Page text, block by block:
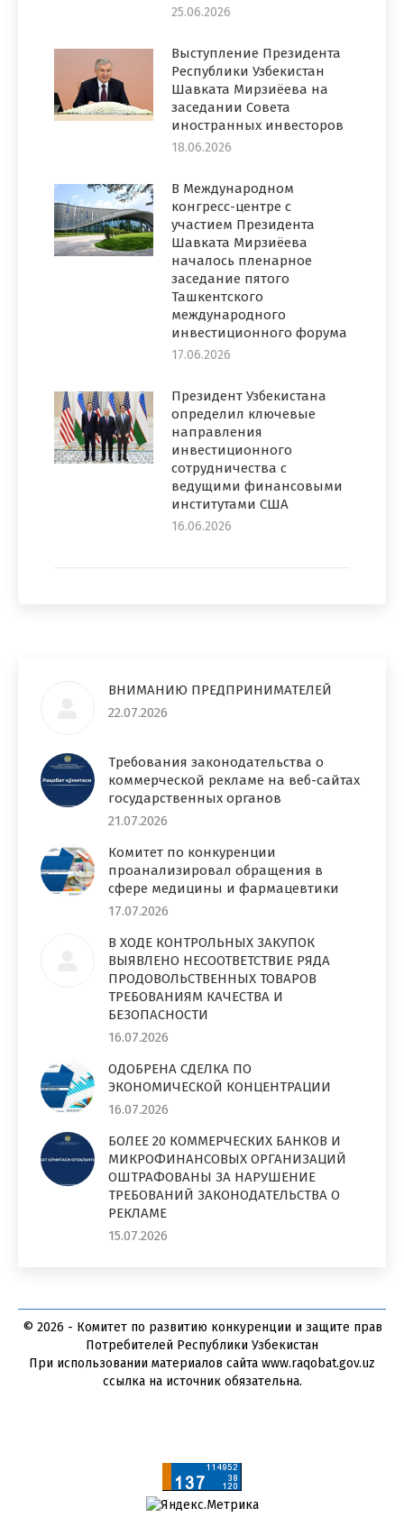
25.06.2026
Выступление Президента
Республики Узбекистан
Шавката Мирзиёева на
заседании Совета
иностранных инвесторов
18.06.2026
В Международном
конгресс-центре с
участием Президента
Шавката Мирзиёева
началось пленарное
заседание пятого
Ташкентского
международного
инвестиционного форума
17.06.2026
Президент Узбекистана
определил ключевые
направления
инвестиционного
сотрудничества с
ведущими финансовыми
институтами США
16.06.2026
ВНИМАНИЮ ПРЕДПРИНИМАТЕЛЕЙ
22.07.2026
Требования законодательства о
коммерческой рекламе на веб-сайтах
государственных органов
21.07.2026
Комитет по конкуренции
проанализировал обращения в
сфере медицины и фармацевтики
17.07.2026
В ХОДЕ КОНТРОЛЬНЫХ ЗАКУПОК
ВЫЯВЛЕНО НЕСООТВЕТСТВИЕ РЯДА
ПРОДОВОЛЬСТВЕННЫХ ТОВАРОВ
ТРЕБОВАНИЯМ КАЧЕСТВА И
БЕЗОПАСНОСТИ
16.07.2026
ОДОБРЕНА СДЕЛКА ПО
ЭКОНОМИЧЕСКОЙ КОНЦЕНТРАЦИИ
16.07.2026
БОЛЕЕ 20 КОММЕРЧЕСКИХ БАНКОВ И
МИКРОФИНАНСОВЫХ ОРГАНИЗАЦИЙ
ОШТРАФОВАНЫ ЗА НАРУШЕНИЕ
ТРЕБОВАНИЙ ЗАКОНОДАТЕЛЬСТВА О
РЕКЛАМЕ
15.07.2026
© 2026 - Комитет по развитию конкуренции и защите прав
Потребителей Республики Узбекистан
При использовании материалов сайта www.raqobat.gov.uz
ссылка на источник обязательна.